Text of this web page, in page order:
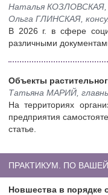
Наталья КОЗЛОВСКАЯ,
Ольга ГЛИНСКАЯ,
В 2026 г. в сфере
различными
Объекты
Татьяна МАРИЙ,
На территориях
предприятия
статье.
ПРАКТИКУМ. ПО
Новшества в порядке